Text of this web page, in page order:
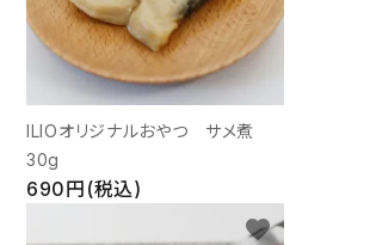
ILIOオリジナルおやつ サメ煮
30g
690円(税込)
favorite